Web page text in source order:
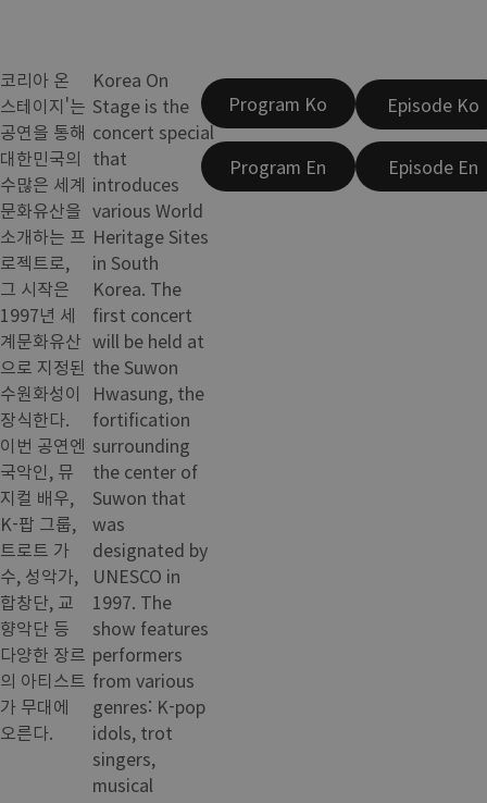
코리아 온
스테이지'는
공연을 통해
대한민국의
수많은 세계
문화유산을
소개하는 프
로젝트로,
그 시작은
1997년 세
계문화유산
으로 지정된
수원화성이
장식한다.
이번 공연엔
국악인, 뮤
지컬 배우,
K-팝 그룹,
트로트 가
수, 성악가,
합창단, 교
향악단 등
다양한 장르
의 아티스트
가 무대에
오른다.
Korea On
Stage is the
concert special
that
introduces
various World
Heritage Sites
in South
Korea. The
first concert
will be held at
the Suwon
Hwasung, the
fortification
surrounding
the center of
Suwon that
was
designated by
UNESCO in
1997. The
show features
performers
from various
genres: K-pop
idols, trot
singers,
musical
Program Ko
Program En
Episode Ko
Episode En